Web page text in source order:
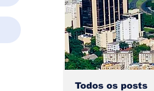
Todos os posts